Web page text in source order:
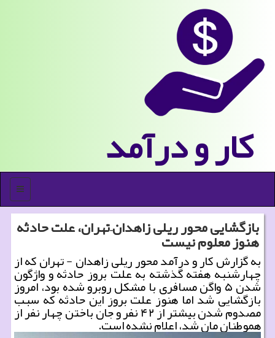
كار و درآمد
منو
بازگشایی محور ریلی زاهدان–تهران، علت حادثه
هنوز معلوم نیست
به گزارش كار و درآمد محور ریلی زاهدان - تهران كه از
چهارشنبه هفته گذشته به علت بروز حادثه و واژگون
شدن ۵ واگن مسافری با مشكل روبرو شده بود، امروز
بازگشایی شد اما هنوز علت بروز این حادثه كه سبب
مصدوم شدن بیشتر از ۴۲ نفر و جان باختن چهار نفر از
هموطنان مان شد، اعلام نشده است.